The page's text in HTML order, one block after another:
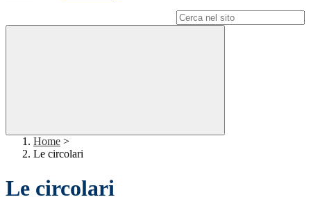
Home >
Le circolari
Le circolari